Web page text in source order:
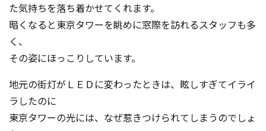
た気持ちを落ち着かせてくれます。
暗くなると東京タワーを眺めに窓際を訪れるスタッフも多
く、
その姿にほっこりしています。
地元の街灯がＬＥＤに変わったときは、眩しすぎてイライ
ラしたのに
東京タワーの光には、なぜ惹きつけられてしまうのでしょ